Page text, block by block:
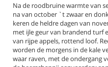
een gedicht
dichter / titel gedicht
Na de roodbruine warmte van
na van october `t zwaar en
keren de heldre dagen van
met ijle geur van brandend turf
van rijpe appels, rottend loof.
worden de morgens in de kale
waar raven, met de ondergang